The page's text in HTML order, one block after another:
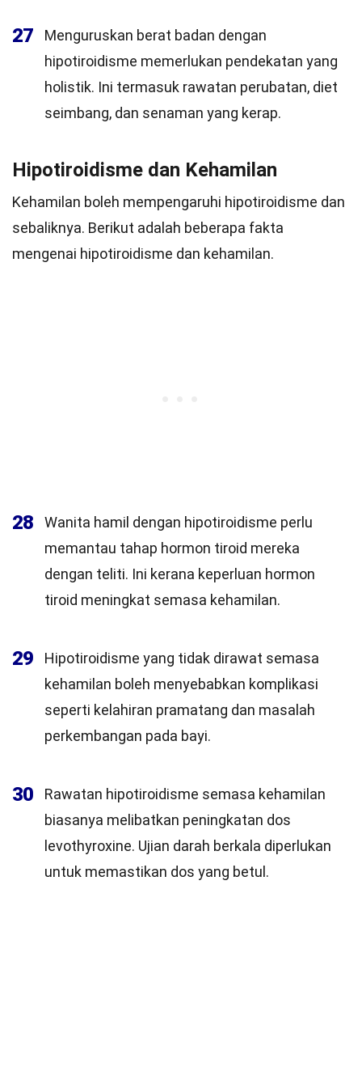
27
Menguruskan berat badan dengan
hipotiroidisme memerlukan pendekatan yang
holistik. Ini termasuk rawatan perubatan, diet
seimbang, dan senaman yang kerap.
Hipotiroidisme dan Kehamilan
Kehamilan boleh mempengaruhi hipotiroidisme dan
sebaliknya. Berikut adalah beberapa fakta
mengenai hipotiroidisme dan kehamilan.
28
Wanita hamil dengan hipotiroidisme perlu
memantau tahap hormon tiroid mereka
dengan teliti. Ini kerana keperluan hormon
tiroid meningkat semasa kehamilan.
29
Hipotiroidisme yang tidak dirawat semasa
kehamilan boleh menyebabkan komplikasi
seperti kelahiran pramatang dan masalah
perkembangan pada bayi.
30
Rawatan hipotiroidisme semasa kehamilan
biasanya melibatkan peningkatan dos
levothyroxine. Ujian darah berkala diperlukan
untuk memastikan dos yang betul.